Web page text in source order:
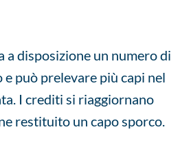
a disposizione un numero di
può prelevare più capi nel
I crediti si riaggiornano
restituito un capo sporco.